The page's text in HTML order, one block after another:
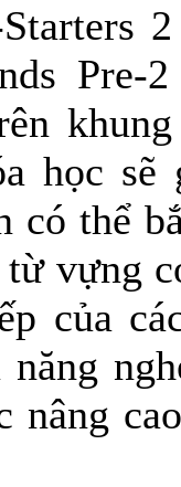
Pre-
học
có thể
từ vựng
của
năng
nâng